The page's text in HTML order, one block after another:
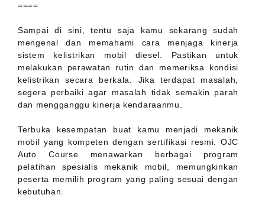
====
Sampai di sini, tentu saja kamu sekarang sudah
mengenal dan memahami cara menjaga kinerja
sistem kelistrikan mobil diesel. Pastikan untuk
melakukan perawatan rutin dan memeriksa kondisi
kelistrikan secara berkala. Jika terdapat masalah,
segera perbaiki agar masalah tidak semakin parah
dan mengganggu kinerja kendaraanmu.
Terbuka kesempatan buat kamu menjadi mekanik
mobil yang kompeten dengan sertifikasi resmi. OJC
Auto Course menawarkan berbagai program
pelatihan spesialis mekanik mobil, memungkinkan
peserta memilih program yang paling sesuai dengan
kebutuhan.